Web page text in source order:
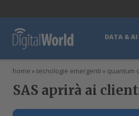
DATA & AI
home » tecnologie emergenti » quantum
SAS aprirà ai